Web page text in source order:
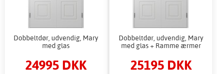
Dobbeltdør, udvendig, Mary
med glas
24995 DKK
Dobbeltdør, udvendig, Mary
med glas + Ramme ærmer
25195 DKK